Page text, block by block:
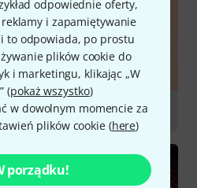
odpowiednie oferty,
i zapamiętywanie
to odpowiada, po prostu
plików cookie do
i marketingu, klikając „W
(pokaż wszystko)
w dowolnym momencie za
plików cookie (here)
porządku!